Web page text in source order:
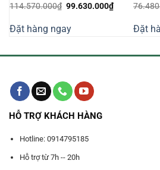
114.570.000₫ Giá
114.570.000₫.
99.630.000₫Giá
hiện
99.630.000₫.
Đặt hàng ngay Đặt
HỖ TRỢ KHÁCH HÀNG
Hotline: 0914795185
Hỗ trợ từ 7h -- 20h